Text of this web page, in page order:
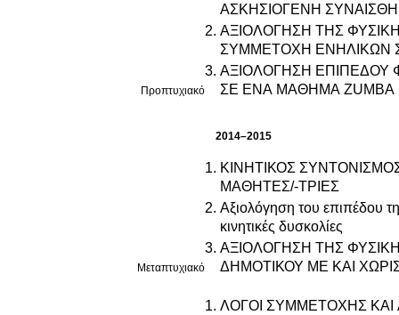
Προπτυχιακό
ΑΣΚΗΣΙΟΓΕΝΗ
ΑΞΙΟΛΟΓΗΣΗ ΤΗΣ ΦΥΣΙΚΗΣ ΔΡΑΣΤΗΡΙΟΤΗΤΑΣ ME ΒΗΜΑΤΟΜΕΤΡΑ ΚΑΤΑ ΤΗΝ
ΑΞΙΟΛΟΓΗΣΗ ΕΠΙΠΕΔΟΥ
ΣΕ ΕΝΑ ΜΑΘΗΜΑ
2014–2015
Μεταπτυχιακό
ΚΙΝΗΤΙΚΟΣ
ΜΑΘΗΤΕΣ/-ΤΡΙΕΣ
Αξιολόγηση του επιπέδου
κινητικές δυσκολίες
ΑΞΙΟΛΟΓΗΣΗ ΤΗΣ
ΔΗΜΟΤΙΚΟΥ ΜΕ ΚΑΙ
ΛΟΓΟΙ ΣΥΜΜΕΤΟΧΗΣ